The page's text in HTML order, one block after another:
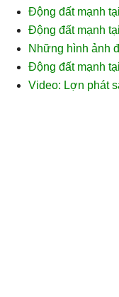
Động đất mạnh
Động đất mạnh
Những hình ảnh
Động đất mạnh
Video: Lợn phát